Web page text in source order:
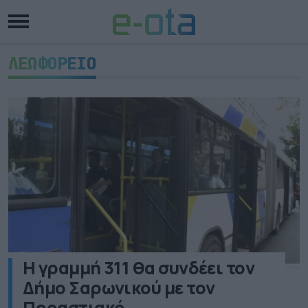
ΛΕΩΦΟΡΕΙΟ
Η γραμμή 311 θα συνδέει τον
Δήμο Σαρωνικού με τον